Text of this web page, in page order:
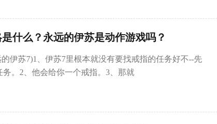
什么？永远的伊苏是动作游戏吗？
伊苏7)1、伊苏7里根本就没有要找戒指的任务好不--先
。2、他会给你一个戒指。3、那就